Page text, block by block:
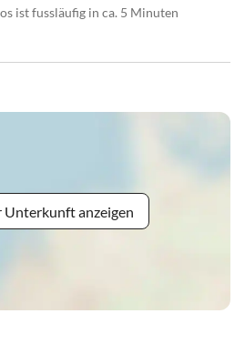
ist fussläufig in ca. 5 Minuten
Unterkunft anzeigen